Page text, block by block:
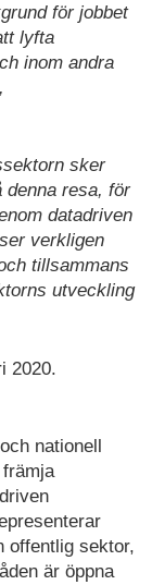
för jobbet
lyfta
inom andra
sker
denna resa, för
datadriven
verkligen
tillsammans
utveckling
2020.
nationell
offentlig sektor,
är öppna